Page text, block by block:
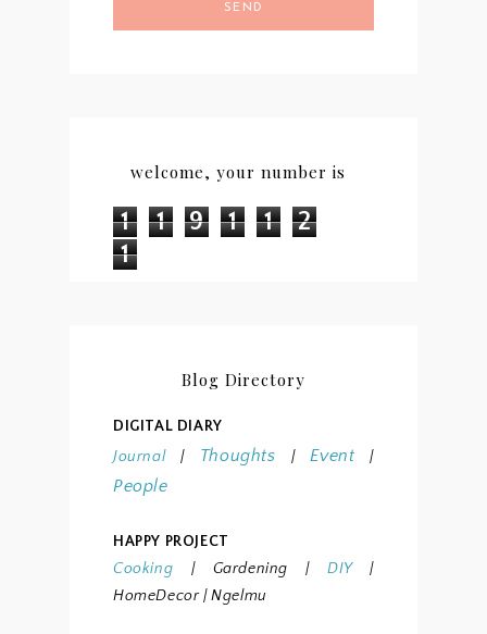
SEND
welcome, your number is
1 1 9 1 1
2
1
Blog Directory
DIGITAL DIARY
Journal| Thoughts |Event |
People
HAPPY PROJECT
Cooking | Gardening |DIY
|
HomeDecor| Ngelmu